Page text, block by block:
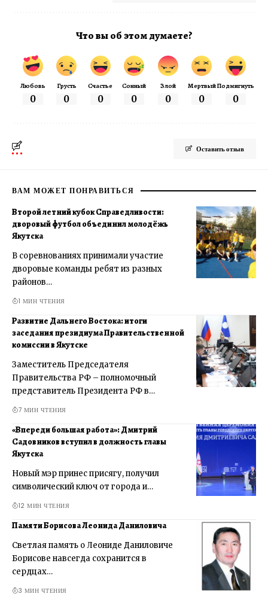
Что вы об этом думаете?
Любовь
0
Грусть
0
Счастье
0
Сонный
0
Злой
0
Мертвый
0
Подмигнуть
0
Оставить отзыв
ВАМ МОЖЕТ ПОНРАВИТЬСЯ
Второй летний кубок Справедливости:
дворовый футбол объединил молодёжь
Якутска
В соревнованиях принимали участие
дворовые команды ребят из разных
районов…
1 МИН ЧТЕНИЯ
Развитие Дальнего Востока: итоги
заседания президиума Правительственной
комиссии в Якутске
Заместитель Председателя
Правительства РФ – полномочный
представитель Президента РФ в…
7 МИН ЧТЕНИЯ
«Впереди большая работа»: Дмитрий
Садовников вступил в должность главы
Якутска
Новый мэр принес присягу, получил
символический ключ от города и…
12 МИН ЧТЕНИЯ
Памяти Борисова Леонида Даниловича
Светлая память о Леониде Даниловиче
Борисове навсегда сохранится в
сердцах…
3 МИН ЧТЕНИЯ